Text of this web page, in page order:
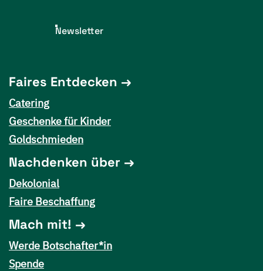
Newsletter
Faires Entdecken
Catering
Geschenke für Kinder
Goldschmieden
Nachdenken über
Dekolonial
Faire Beschaffung
Mach mit!
Werde Botschafter*in
Spende